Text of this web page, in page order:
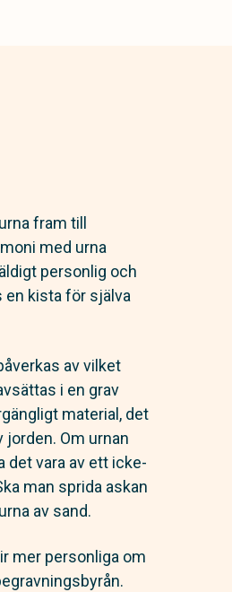
fram till
med urna
personlig och
en kista för själva
av vilket
i en grav
material, det
Om urnan
det vara av ett icke-
man sprida askan
av sand.
mer personliga om